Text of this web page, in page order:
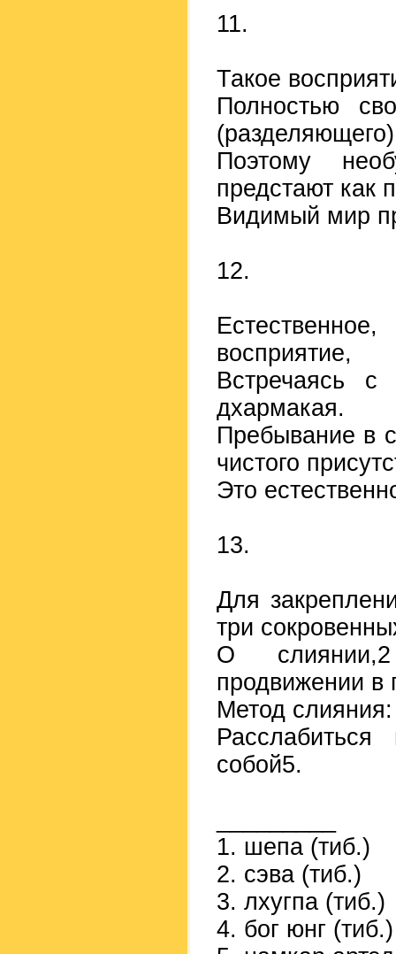
11.
Такое
Полностью
Поэтому
предстают как
Видимый мир
12.
восприятие,
Встречаясь с
дхармакая.
Пребывание в
чистого
Это
13.
Для
три
О
продвижении в
Метод
собой5.
1. шепа (тиб.)
2. сэва (тиб.)
3. лхугпа (тиб.)
4. бог юнг (тиб.)